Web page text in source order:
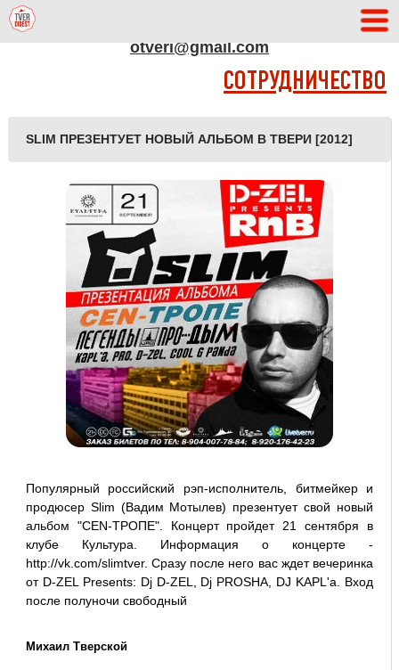
otveri@gmail.com
СОТРУДНИЧЕСТВО
SLIM ПРЕЗЕНТУЕТ НОВЫЙ АЛЬБОМ В ТВЕРИ [2012]
Популярный российский рэп-исполнитель, битмейкер и
продюсер Slim (Вадим Мотылев) презентует свой новый
альбом "CEN-ТРОПЕ". Концерт пройдет 21 сентября в
клубе Культура. Информация о концерте -
http://vk.com/slimtver. Сразу после него вас ждет вечеринка
от D-ZEL Presents: Dj D-ZEL, Dj PROSHA, DJ KAPL'a. Вход
после полуночи свободный
Михаил Тверской